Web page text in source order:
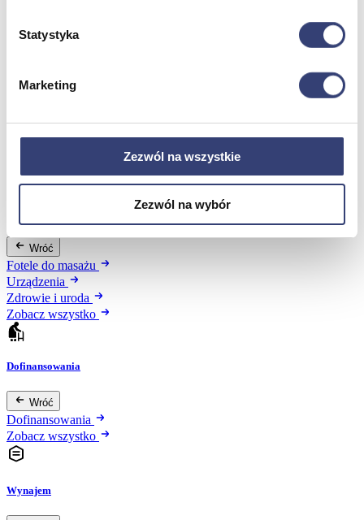
Statystyka
Marketing
Zezwól na wszystkie
Zezwól na wybór
Pielęgnacja mebli
Taborety i krzesła
Parawany
Wróć
Fotele do masażu
Urządzenia
Zdrowie i uroda
Zobacz wszystko
Dofinansowania
Wróć
Dofinansowania
Zobacz wszystko
Wynajem